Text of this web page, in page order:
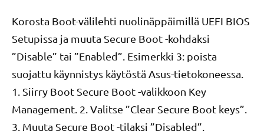
Korosta Boot-välilehti nuolinäppäimillä UEFI BIOS
Setupissa ja muuta Secure Boot -kohdaksi
”Disable” tai ”Enabled”. Esimerkki 3: poista
suojattu käynnistys käytöstä Asus-tietokoneessa.
1. Siirry Boot Secure Boot -valikkoon Key
Management. 2. Valitse ”Clear Secure Boot keys”.
3. Muuta Secure Boot -tilaksi ”Disabled”.